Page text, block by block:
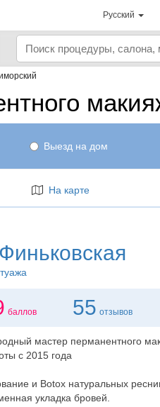
Русский
Выезд на дом
На карте
баллов 55 отзывов
мастер перманентного
с 2015 года
и Botox натуральных
укладка бровей.